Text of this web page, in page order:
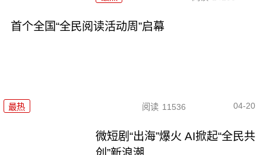
首个全国“全民阅读活动周”启幕
最热 阅读 11536 04-20
微短剧“出海”爆火 AI掀起“全民共